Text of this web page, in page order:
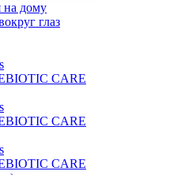
на дому
глаз
CARE
CARE
CARE